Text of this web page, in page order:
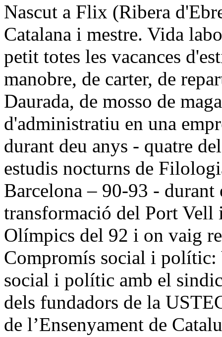
Nascut a Flix (Ribera
Catalana i mestre. Vida
petit totes les vacances
manobre, de carter, de
Daurada, de mosso de
d'administratiu en una
durant deu anys - quatre
estudis nocturns de
Barcelona – 90-93 - durant
transformació del Port Vell
Olímpics del 92 i on vaig
Compromís social i
social i polític amb el
dels fundadors de la
de l’Ensenyament de